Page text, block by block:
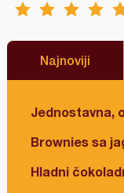
Najnoviji
Jednostavna,
Brownies sa
Hladni